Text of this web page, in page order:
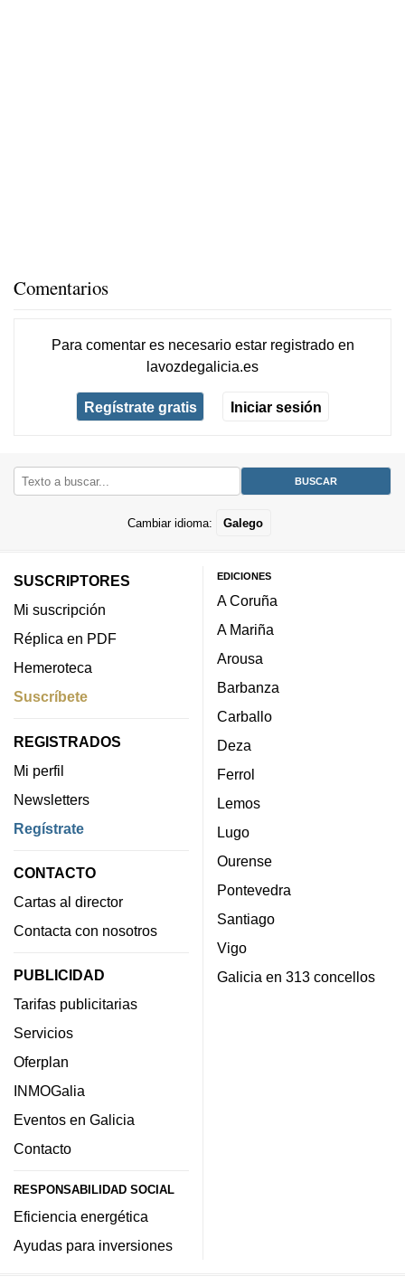
Comentarios
Para comentar es necesario estar registradoen
lavozdegalicia.es
Regístrate gratis Iniciar sesión
Cambiar idioma: Galego
SUSCRIPTORES
Mi suscripción
Réplica en PDF
Hemeroteca
Suscríbete
REGISTRADOS
Mi perfil
Newsletters
Regístrate
CONTACTO
Cartas al director
Contacta con nosotros
PUBLICIDAD
Tarifas publicitarias
Servicios
Oferplan
INMOGalia
Eventos en Galicia
Contacto
RESPONSABILIDAD SOCIAL
Eficiencia energética
Ayudas para inversiones
EDICIONES
A Coruña
A Mariña
Arousa
Barbanza
Carballo
Deza
Ferrol
Lemos
Lugo
Ourense
Pontevedra
Santiago
Vigo
Galicia en 313 concellos